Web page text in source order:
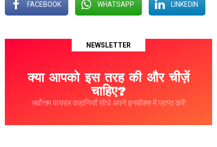
FACEBOOK WHATSAPP LINKEDIN
NEWSLETTER
क्या आपको इस तरह की और चीज़ें
चाहिए?
सर्वोत्तम वायरल कहानियाँ सीधे अपने इनबॉक्स में प्राप्त करें!